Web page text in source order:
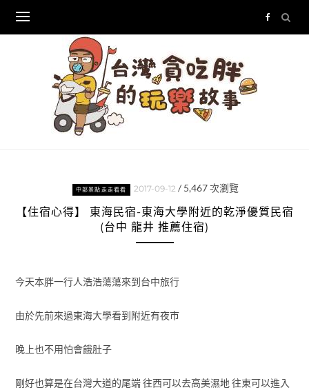
content
中部景點走走看看 2017-09-12 / 5,467次瀏覽
【住宿心得】 東海民宿-東海大學附近的乾淨優質民宿
(台中 龍井 推薦住宿)
今天本胖一行人浩浩蕩蕩來到台中旅行
由於先前來過東海大學看到附近有夜市
晚上也不用怕會餓肚子
剛好也算是在台灣大道的尾端 往西可以去高美濕地 往東可以進入